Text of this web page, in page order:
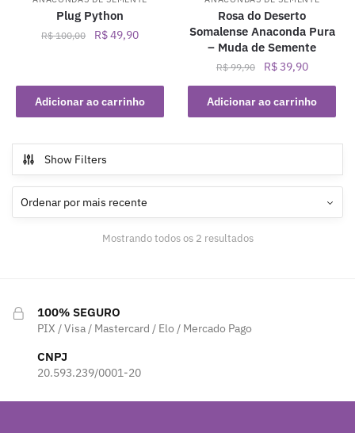
Plug Python
R$100,00
O
era:
R$ 100,00.
R$49,90O
é:
R$ 49,90.
Adicionar ao carrinho
Rosa do Deserto
Somalense Anaconda Pura
– Muda de Semente
R$99,90
O
preço
original
era:
R$39,90O
preço
atual
é:
Adicionar ao carrinho
Show Filters
Mostrando todos os 2 resultadosClassificado
100% SEGURO
PIX / Visa / Mastercard / Elo / Mercado Pago
CNPJ
20.593.239/0001-20